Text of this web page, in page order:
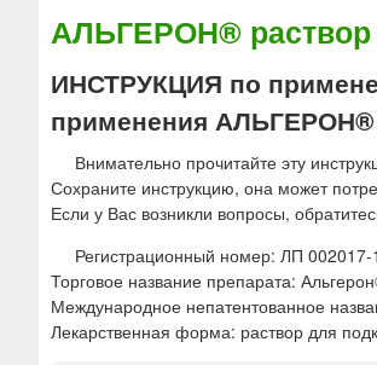
с
в
р
а
д
л
и
н
т
р
з
а
т
д
л
п
р
и
г
о
т
о
п
г
и
т
е
р
е
р
о
н
АЛЬГЕРОН® раствор
ИНСТРУКЦИЯ по
применения АЛЬГЕРОН®
Внимательно прочитайте эту
Сохраните инструкцию, она может
Если у Вас возникли вопросы,
Регистрационный номер: ЛП
Торговое название препарата:
Международное непатентованное
Лекарственная форма: раствор для